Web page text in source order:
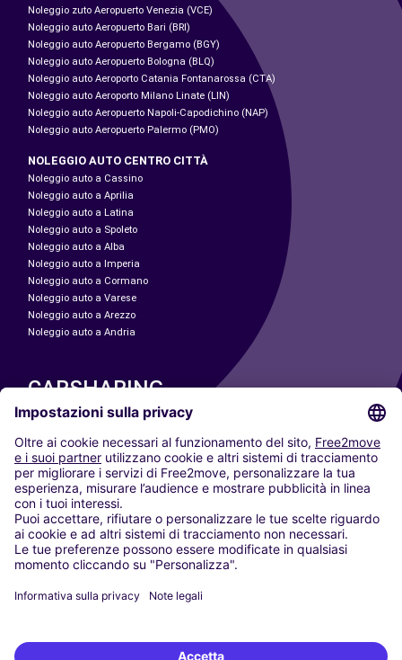
Noleggio zuto Aeropuerto Venezia (VCE)
Noleggio auto Aeropuerto Bari (BRI)
Noleggio auto Aeropuerto Bergamo (BGY)
Noleggio auto Aeropuerto Bologna (BLQ)
Noleggio auto Aeroporto Catania Fontanarossa (CTA)
Noleggio auto Aeroporto Milano Linate (LIN)
Noleggio auto Aeropuerto Napoli-Capodichino (NAP)
Noleggio auto Aeropuerto Palermo (PMO)
NOLEGGIO AUTO CENTRO CITTÀ
Noleggio auto a Cassino
Noleggio auto a Aprilia
Noleggio auto a Latina
Noleggio auto a Spoleto
Noleggio auto a Alba
Noleggio auto a Imperia
Noleggio auto a Cormano
Noleggio auto a Varese
Noleggio auto a Arezzo
Noleggio auto a Andria
CARSHARING
LE NOSTRE CITTÀ
Paris
Madrid
Washington DC
Milano
Roma
Torino
Vienna
Berlino
Düsseldorf